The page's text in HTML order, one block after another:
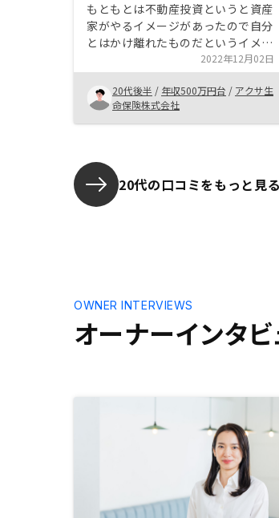
もともとは不動産投資というと資産
家がやるイメージがあったので自分
とはかけ離れたものだというイメー
ジがありました。しかし、不動産投
資の話を聞いて、将来不足してしま
いそうな年金の足しになるというこ
とで、むしろ会社員がやるべき投資
だも思いました。特にRENOSYは不
確定申告のサポートもあるのでお手
軽に不動産投資をできています。
2022年12月02日
20代後半 / 年収500万円台 / アクサ生
命保険株式会社
20代の口コミをもっと見る
オーナーインタビ
OWNER INTERVIEWS